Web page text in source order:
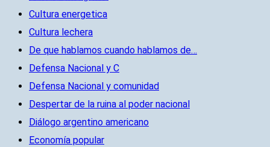
Cultura energetica
Cultura lechera
De que hablamos cuando hablamos de…
Defensa Nacional y C
Defensa Nacional y comunidad
Despertar de la ruina al poder nacional
Diálogo argentino americano
Economía popular